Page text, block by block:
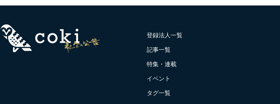
登録法人一覧
記事一覧
特集・連載
イベント
タグ一覧